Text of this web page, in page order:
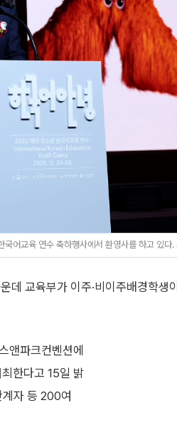
어교육 연수 축하행사에서 환영사를 하고 있다.
데 교육부가 이주·비이주배경학생
앤파크컨벤션에
한다고 15일 밝
자 등 200여